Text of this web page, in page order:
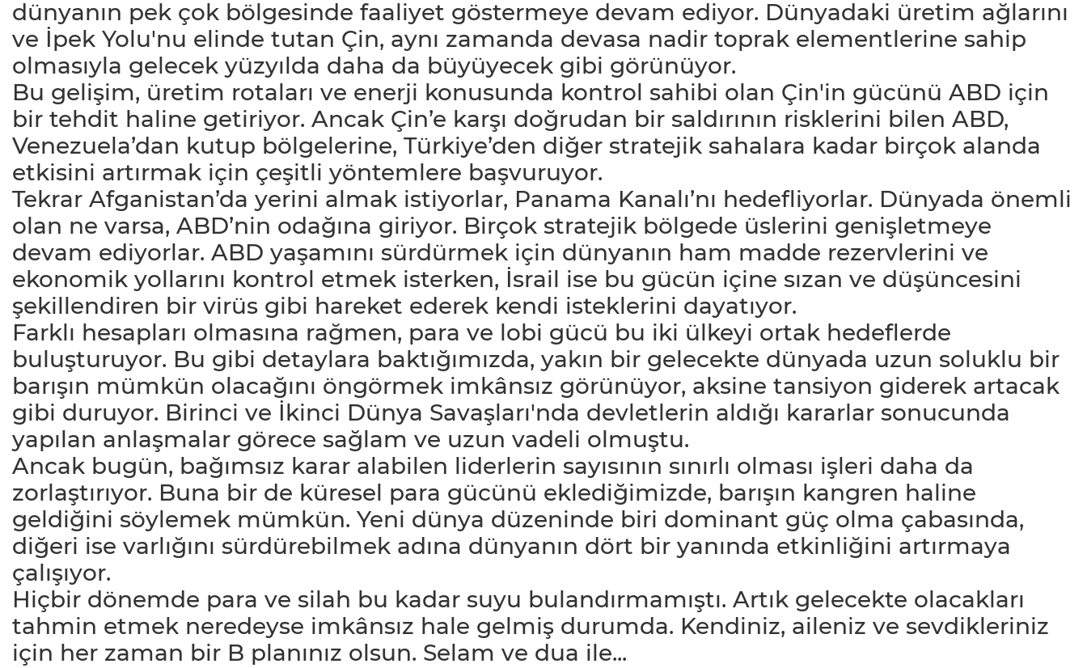
dünyanın pek çok bölgesinde faaliyet göstermeye devam ediyor. Dünyadaki üretim ağlarını
ve İpek Yolu'nu elinde tutan Çin, aynı zamanda devasa nadir toprak elementlerine sahip
olmasıyla gelecek yüzyılda daha da büyüyecek gibi görünüyor.
Bu gelişim, üretim rotaları ve enerji konusunda kontrol sahibi olan Çin'in gücünü ABD için
bir tehdit haline getiriyor. Ancak Çin’e karşı doğrudan bir saldırının risklerini bilen ABD,
Venezuela’dan kutup bölgelerine, Türkiye’den diğer stratejik sahalara kadar birçok alanda
etkisini artırmak için çeşitli yöntemlere başvuruyor.
Tekrar Afganistan’da yerini almak istiyorlar, Panama Kanalı’nı hedefliyorlar. Dünyada önemli
olan ne varsa, ABD’nin odağına giriyor. Birçok stratejik bölgede üslerini genişletmeye
devam ediyorlar. ABD yaşamını sürdürmek için dünyanın ham madde rezervlerini ve
ekonomik yollarını kontrol etmek isterken, İsrail ise bu gücün içine sızan ve düşüncesini
şekillendiren bir virüs gibi hareket ederek kendi isteklerini dayatıyor.
Farklı hesapları olmasına rağmen, para ve lobi gücü bu iki ülkeyi ortak hedeflerde
buluşturuyor. Bu gibi detaylara baktığımızda, yakın bir gelecekte dünyada uzun soluklu bir
barışın mümkün olacağını öngörmek imkânsız görünüyor, aksine tansiyon giderek artacak
gibi duruyor. Birinci ve İkinci Dünya Savaşları'nda devletlerin aldığı kararlar sonucunda
yapılan anlaşmalar görece sağlam ve uzun vadeli olmuştu.
Ancak bugün, bağımsız karar alabilen liderlerin sayısının sınırlı olması işleri daha da
zorlaştırıyor. Buna bir de küresel para gücünü eklediğimizde, barışın kangren haline
geldiğini söylemek mümkün. Yeni dünya düzeninde biri dominant güç olma çabasında,
diğeri ise varlığını sürdürebilmek adına dünyanın dört bir yanında etkinliğini artırmaya
çalışıyor.
Hiçbir dönemde para ve silah bu kadar suyu bulandırmamıştı. Artık gelecekte olacakları
tahmin etmek neredeyse imkânsız hale gelmiş durumda. Kendiniz, aileniz ve sevdikleriniz
için her zaman bir B planınız olsun. Selam ve dua ile...